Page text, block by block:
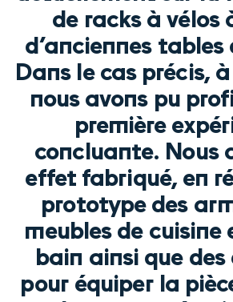
de racks à vélos
d’anciennes tables
Dans le cas précis,
nous avons pu
première
concluante. Nous
effet fabriqué, en
prototype des
meubles de cuisine
bain ainsi que des
pour équiper la